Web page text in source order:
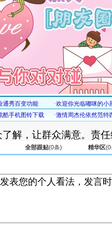
了解，让群众满意。责
全部跟贴(0条) 精华区(0